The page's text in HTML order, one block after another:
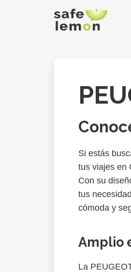
Si estás
tus viajes en
Con su
tus
cómoda y
Amplio
La